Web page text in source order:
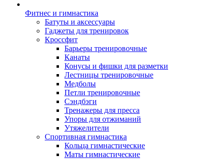
Фитнес и гимнастика
Батуты и аксессуары
Гаджеты для тренировок
Кроссфит
Барьеры тренировочные
Канаты
Конусы и фишки для разметки
Лестницы тренировочные
Медболы
Петли тренировочные
Сэндбэги
Тренажеры для пресса
Упоры для отжиманий
Утяжелители
Спортивная гимнастика
Кольца гимнастические
Маты гимнастические